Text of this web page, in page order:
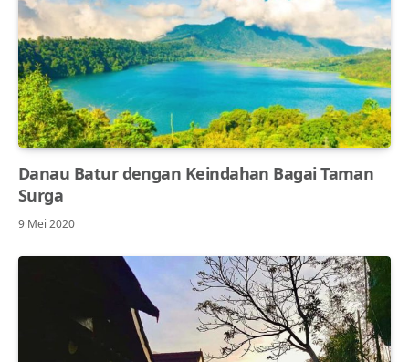
Danau Batur dengan Keindahan Bagai Taman
Surga
9 Mei 2020